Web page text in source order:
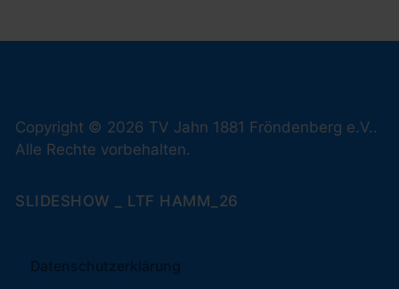
Copyright © 2026 TV Jahn 1881 Fröndenberg e.V..
Alle Rechte vorbehalten.
SLIDESHOW _ LTF HAMM_26
Datenschutzerklärung